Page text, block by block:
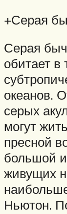
+Серая
Серая
обитает в
океанов.
серых
могут
пресной
большой
живущих
Ньютон.